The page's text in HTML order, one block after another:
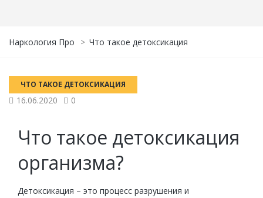
Наркология Про > Что такое детоксикация
ЧТО ТАКОЕ ДЕТОКСИКАЦИЯ
16.06.2020 0
Что такое детоксикация
организма?
Детоксикация – это процесс разрушения и